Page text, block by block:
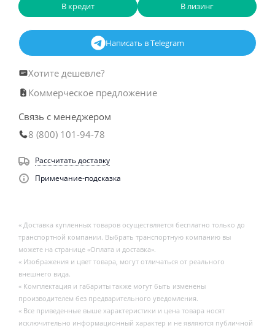
В кредит В лизинг
Написать в Telegram
Хотите дешевле?
Коммерческое предложение
Связь с менеджером
8 (800) 101-94-78
Рассчитать доставку
Примечание-подсказка
« Доставка купленных товаров осуществляется бесплатно только до
транспортной компании. Выбрать транспортную компанию вы
можете на странице «Оплата и доставка».
« Изображения и цвет товара, могут отличаться от реального
внешнего вида.
« Комплектация и габариты также могут быть изменены
производителем без предварительного уведомления.
« Все приведенные выше характеристики и цена товара носят
исключительно информационный характер и не являются публичной